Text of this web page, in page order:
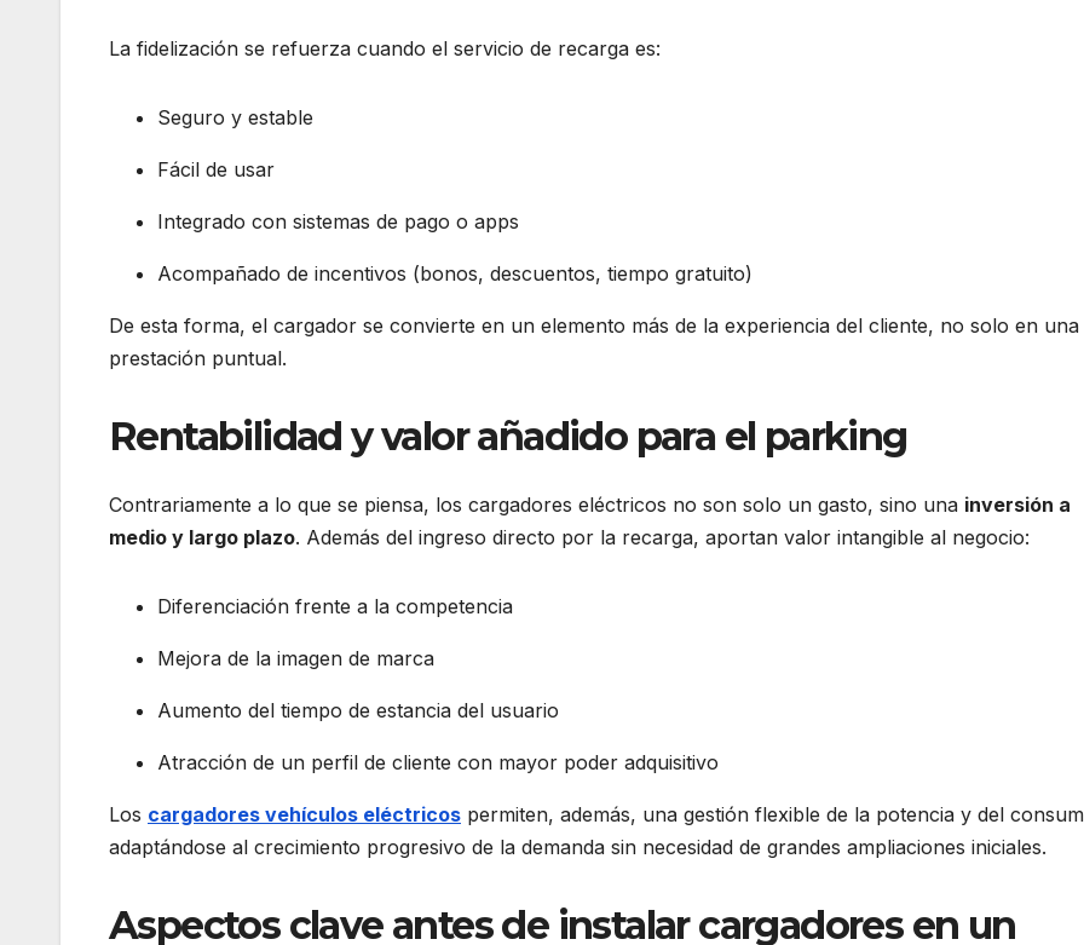
La fidelización se refuerza cuando el servicio de recarga es:
Seguro y estable
Fácil de usar
Integrado con sistemas de pago o apps
Acompañado de incentivos (bonos, descuentos, tiempo gratuito)
De esta forma, el cargador se convierte en un elemento más de la experiencia del cliente, no solo en una
prestación puntual.
Rentabilidad y valor añadido para el parking
Contrariamente a lo que se piensa, los cargadores eléctricos no son solo un gasto, sino una inversión a
medio y largo plazo. Además del ingreso directo por la recarga, aportan valor intangible al negocio:
Diferenciación frente a la competencia
Mejora de la imagen de marca
Aumento del tiempo de estancia del usuario
Atracción de un perfil de cliente con mayor poder adquisitivo
Los cargadores vehículos eléctricos permiten, además, una gestión flexible de la potencia y del
adaptándose al crecimiento progresivo de la demanda sin necesidad de grandes ampliaciones iniciales.
Aspectos clave antes de instalar cargadores en un